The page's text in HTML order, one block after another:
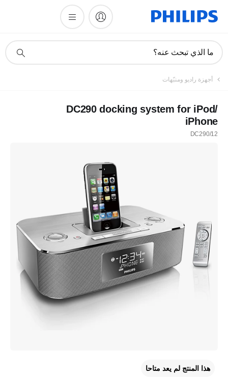
دعم
ما الذي تبحث عنه؟
أجهزة راديو ومنبّهات
DC290 docking system for iPod/
iPhone
DC290/12
هذا المنتج لم يعد متاحا